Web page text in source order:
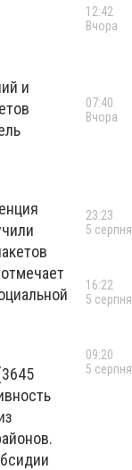
и
12:42
Вчора
07:40
Вчора
23:23
5 серпня
16:22
5 серпня
09:20
5 серпня